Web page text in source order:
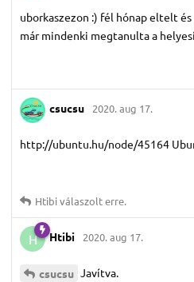
uborkaszezon :) fél hónap eltelt
már mindenki megtanulta a
csucsu 2020. aug 17.
http://ubuntu.hu/node/45164
Htibiválaszolt erre.
H Htibi 2020. aug 17.
csucsu Javítva.